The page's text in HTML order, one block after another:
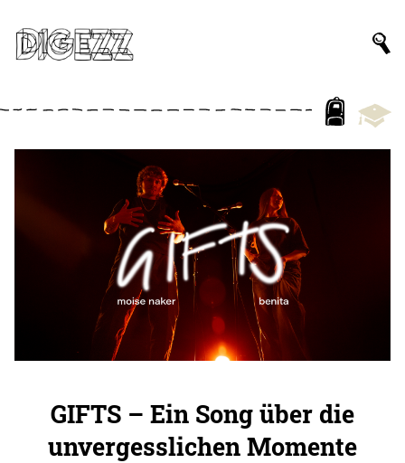
GIFTS – Ein Song über die
unvergesslichen Momente